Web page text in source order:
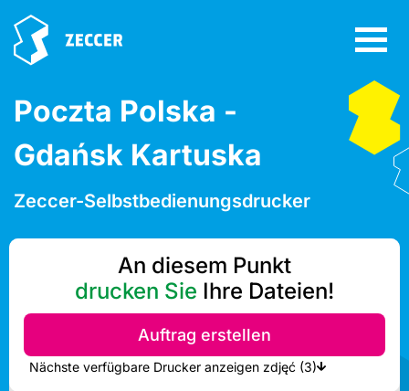
Poczta Polska -
Gdańsk Kartuska
Zeccer-Selbstbedienungsdrucker
An diesem Punkt
drucken Sie Ihre Dateien!
Auftrag erstellen
Nächste verfügbare Drucker anzeigen zdjęć (3)